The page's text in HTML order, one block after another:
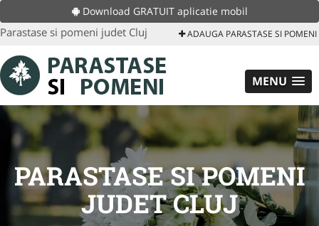
Download GRATUIT aplicatie mobil
Parastase si pomeni judet Cluj ADAUGA PARASTASE SI POMENI
MENU
PARASTASE SI POMENI
JUDET CLUJ